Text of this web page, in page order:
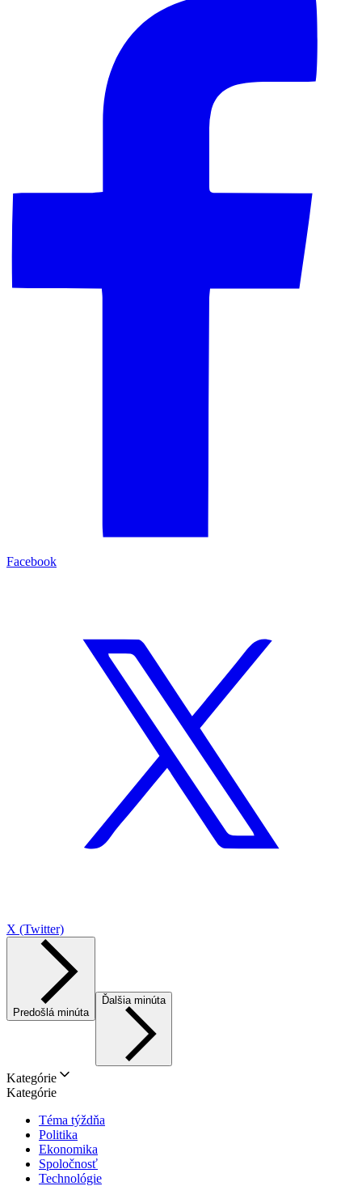
Facebook
X (Twitter)
Predošlá minúta
Ďalšia minúta
Kategórie
Kategórie
Téma týždňa
Politika
Ekonomika
Spoločnosť
Technológie